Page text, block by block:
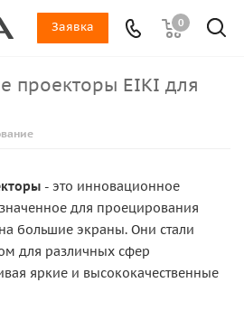
0
Заявка
- это инновационное
для проецирования
большие экраны. Они стали
для различных сфер
яркие и высококачественные